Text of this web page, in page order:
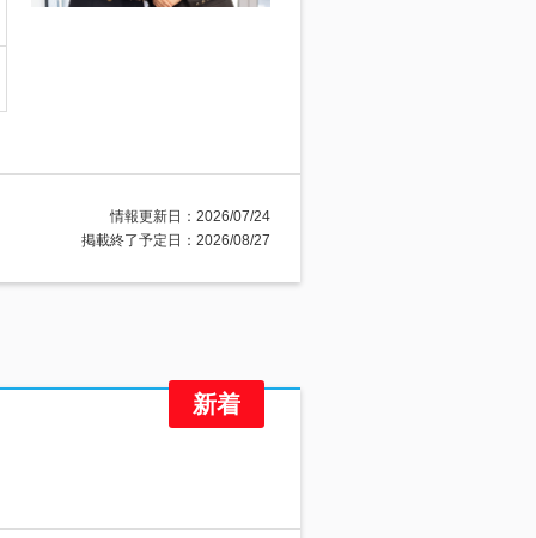
情報更新日：2026/07/24
掲載終了予定日：2026/08/27